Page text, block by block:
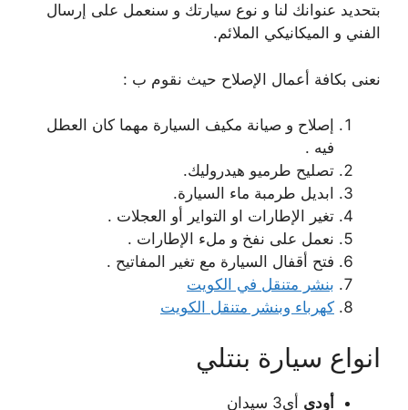
بتحديد عنوانك لنا و نوع سيارتك و سنعمل على إرسال
الفني و الميكانيكي الملائم.
نعنى بكافة أعمال الإصلاح حيث نقوم ب :
إصلاح و صيانة مكيف السيارة مهما كان العطل
فيه .
تصليح طرميو هيدروليك.
ابديل طرمبة ماء السيارة.
تغير الإطارات او التواير أو العجلات .
نعمل على نفخ و ملء الإطارات .
فتح أقفال السيارة مع تغير المفاتيح .
بنشر متنقل في الكويت
كهرباء وبنشر متنقل الكويت
انواع سيارة بنتلي
أودي أي3 سيدان